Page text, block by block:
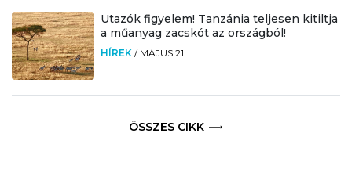
Utazók figyelem! Tanzánia teljesen kitiltja
a műanyag zacskót az országból!
HÍREK / MÁJUS 21.
ÖSSZES CIKK